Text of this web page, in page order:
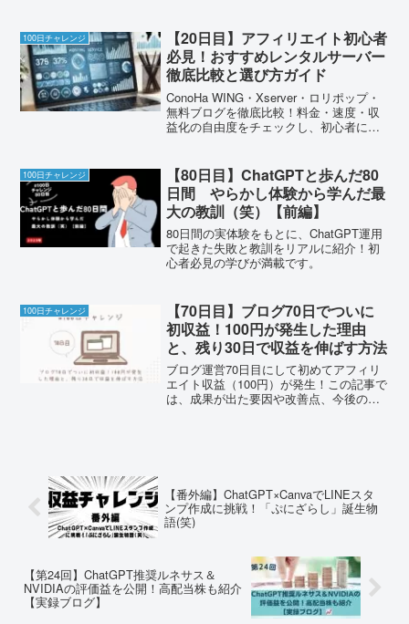
100日チャレンジ
【20日目】アフィリエイト初心者
必見！おすすめレンタルサーバー
徹底比較と選び方ガイド
ConoHa WING・Xserver・ロリポップ・
無料ブログを徹底比較！料金・速度・収
益化の自由度をチェックし、初心者に最
100日チャレンジ
【80日目】ChatGPTと歩んだ80
日間 やらかし体験から学んだ最
大の教訓（笑）【前編】
80日間の実体験をもとに、ChatGPT運用
で起きた失敗と教訓をリアルに紹介！初
心者必見の学びが満載です。
100日チャレンジ
【70日目】ブログ70日でついに
初収益！100円が発生した理由
と、残り30日で収益を伸ばす方法
ブログ運営70日目にして初めてアフィリ
エイト収益（100円）が発生！この記事で
は、成果が出た要因や改善点、今後の収
【番外編】ChatGPT×CanvaでLINEスタ
ンプ作成に挑戦！「ぷにざらし」誕生物
語(笑)
【第24回】ChatGPT推奨ルネサス＆
NVIDIAの評価益を公開！高配当株も紹介
【実録ブログ】